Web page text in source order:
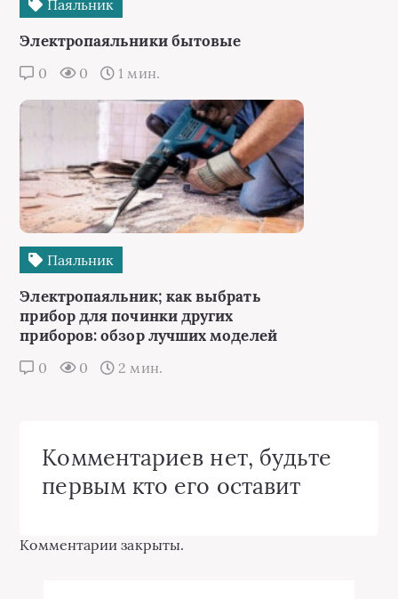
Паяльник
Электропаяльники бытовые
0 0 1 мин.
Паяльник
Электропаяльник; как выбрать
прибор для починки других
приборов: обзор лучших моделей
0 0 2 мин.
Комментариев нет, будьте
первым кто его оставит
Комментарии закрыты.